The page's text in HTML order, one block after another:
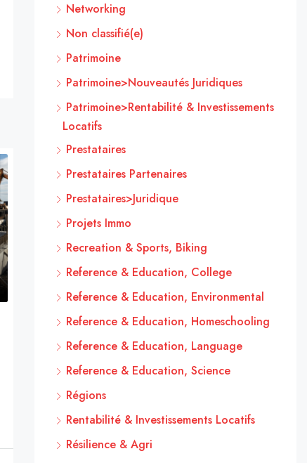
Networking
Non classifié(e)
Patrimoine
Patrimoine>Nouveautés Juridiques
Patrimoine>Rentabilité & Investissements
Locatifs
Prestataires
Prestataires Partenaires
Prestataires>Juridique
Projets Immo
Recreation & Sports, Biking
Reference & Education, College
Reference & Education, Environmental
Reference & Education, Homeschooling
Reference & Education, Language
Reference & Education, Science
Régions
Rentabilité & Investissements Locatifs
Résilience & Agri